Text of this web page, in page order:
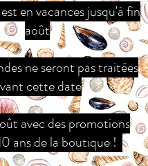
en vacances jusqu'à fin
août
ne seront pas traitées
cette date
avec des promotions
ans de la boutique !